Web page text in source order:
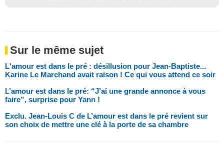
Sur le même sujet
L'amour est dans le pré : désillusion pour Jean-Baptiste...
Karine Le Marchand avait raison ! Ce qui vous attend ce soir
L’amour est dans le pré: “J’ai une grande annonce à vous
faire”, surprise pour Yann !
Exclu. Jean-Louis C de L’amour est dans le pré revient sur
son choix de mettre une clé à la porte de sa chambre